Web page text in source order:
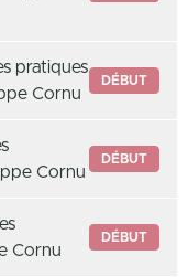
pratiques
Cornu
DÉBUT
Cornu
DÉBUT
Cornu
DÉBUT